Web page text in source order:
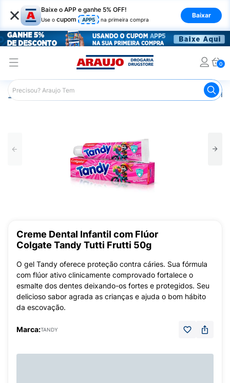
× Baixe o APP e ganhe 5% OFF!
Use o cupom APP5 na primeira compra
Baixar
0
Araujo Infantil Creme Dental
Creme Dental Infantil com Flúor
Colgate Tandy Tutti Frutti 50g
O gel Tandy oferece proteção contra cáries. Sua fórmula
com flúor ativo clinicamente comprovado fortalece o
esmalte dos dentes deixando-os fortes e protegidos. Seu
delicioso sabor agrada as crianças e ajuda o bom hábito
da escovação.
Marca:TANDY